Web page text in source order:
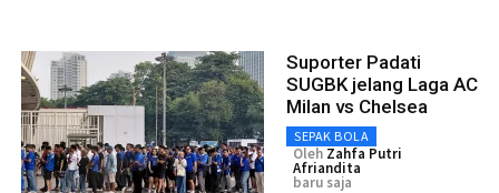
Suporter Padati
SUGBK jelang Laga AC
Milan vs Chelsea
SEPAK BOLA
Oleh Zahfa Putri
Afriandita
baru saja